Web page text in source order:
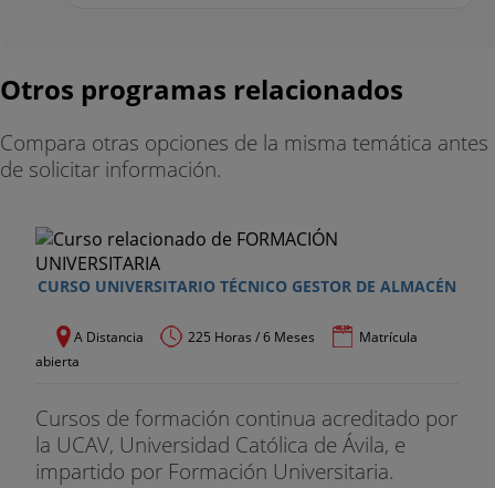
Otros programas relacionados
Compara otras opciones de la misma temática antes
de solicitar información.
CURSO UNIVERSITARIO TÉCNICO GESTOR DE ALMACÉN
A Distancia 225 Horas / 6 Meses
Matrícula
abierta
Cursos de formación continua acreditado por
la UCAV, Universidad Católica de Ávila, e
impartido por Formación Universitaria.